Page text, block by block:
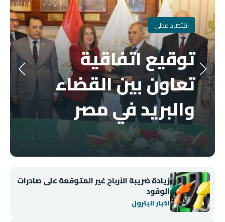
اقتصاد محلي
توقيع اتفاقية
تعاون بين القضاء
والبريد في مصر
زيادة ضريبة الأرباح غير المتوقعة على صادرات
الوقود
اخبار البترول